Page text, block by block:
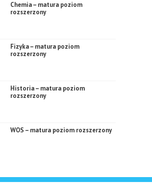
Chemia – matura poziom
rozszerzony
Fizyka – matura poziom
rozszerzony
Historia – matura poziom
rozszerzony
WOS – matura poziom rozszerzony